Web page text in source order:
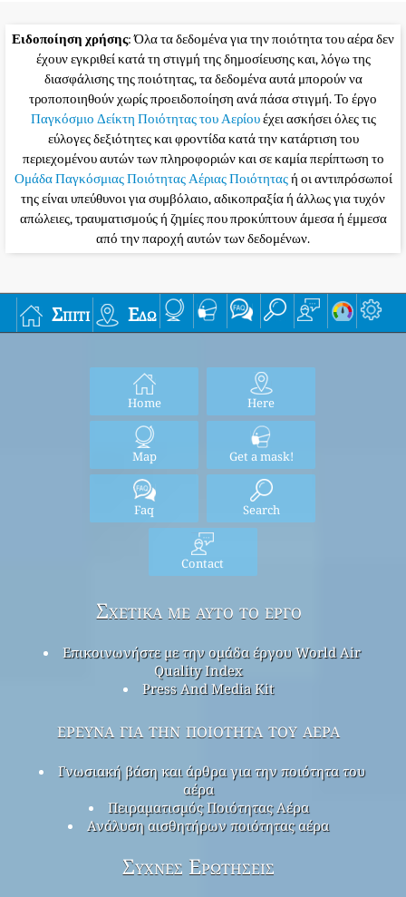
Ειδοποίηση χρήσης: Όλα τα δεδομένα για την ποιότητα του αέρα δεν
έχουν εγκριθεί κατά τη στιγμή της δημοσίευσης και, λόγω της
διασφάλισης της ποιότητας, τα δεδομένα αυτά μπορούν να
τροποποιηθούν χωρίς προειδοποίηση ανά πάσα στιγμή. Το έργο
Παγκόσμιο Δείκτη Ποιότητας του Αερίουέχει ασκήσει όλες τις
εύλογες δεξιότητες και φροντίδα κατά την κατάρτιση του
περιεχομένου αυτών των πληροφοριών και σε καμία περίπτωση το
Ομάδα Παγκόσμιας Ποιότητας Αέριας Ποιότηταςή οι αντιπρόσωποί
της είναι υπεύθυνοι για συμβόλαιο, αδικοπραξία ή άλλως για τυχόν
απώλειες, τραυματισμούς ή ζημίες που προκύπτουν άμεσα ή έμμεσα
από την παροχή αυτών των δεδομένων.
Σπίτι Εδώ
Home Here
Map Get a mask!
Faq Search
Contact
Σχετικά με αυτό το έργο
Επικοινωνήστε με την ομάδα έργου World Air
Quality Index
Press And Media Kit
έρευνα για την ποιότητα του αέρα
Γνωσιακή βάση και άρθρα για την ποιότητα του
αέρα
Πειραματισμός Ποιότητας Αέρα
Ανάλυση αισθητήρων ποιότητας αέρα
Συχνές Ερωτήσεις